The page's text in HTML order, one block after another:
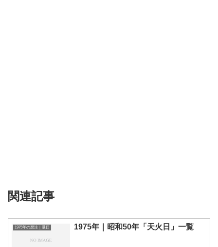
関連記事
1975年の暦注｜選日 1975年｜昭和50年「天火日」一覧